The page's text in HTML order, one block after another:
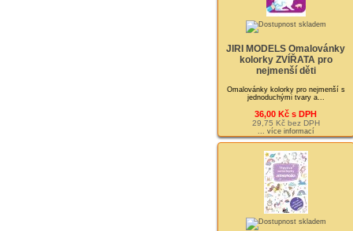
JIRI MODELS Omalovánky
kolorky ZVÍŘATA pro
nejmenší děti
Omalovánky kolorky pro nejmenší s
jednoduchými tvary a...
36,00 Kč s DPH
29,75 Kč bez DPH
... více informací